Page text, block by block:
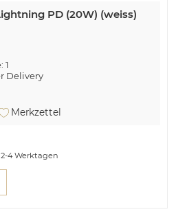
PD (20W) (weiss)
1
Delivery
Merkzettel
4 Werktagen